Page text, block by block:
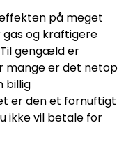
på meget
og kraftigere
gengæld er
mange er det netop
billig
er den et fornuftigt
ikke vil betale for